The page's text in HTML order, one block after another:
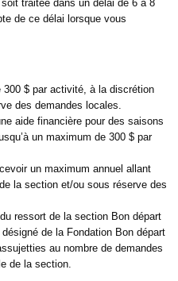
soit traitée dans un délai de 6 à 8
de ce délai lorsque vous
300 $ par activité, à la discrétion
des demandes locales.
aide financière pour des saisons
un maximum de 300 $ par
un maximum annuel allant
la section et/ou sous réserve des
ressort de la section Bon départ
de la Fondation Bon départ
au nombre de demandes
de la section.